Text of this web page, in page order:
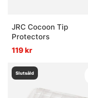
JRC Cocoon Tip
Protectors
119 kr
Slutsåld